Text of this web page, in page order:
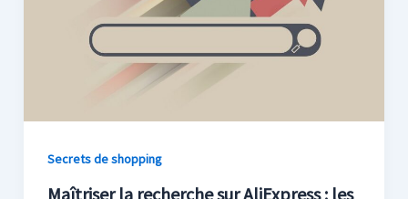
Secrets de shopping
Maîtriser la recherche sur AliExpress : les